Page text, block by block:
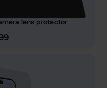
lens protector